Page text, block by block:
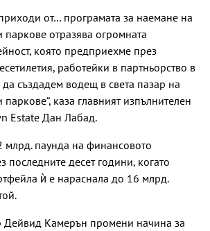
от… програмата за наемане на
отразява огромната
която предприехме през
работейки в партньорство в
да създадем водещ в света пазар на
каза главният изпълнителен
Estate Дан Лабад.
млрд. паунда на финансовото
последните десет години, когато
ѝ е нараснала до 16 млрд.
Камерън промени начина за